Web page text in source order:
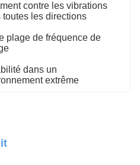
contre les vibrations
toutes les directions
plage de fréquence de
dans un
extrême